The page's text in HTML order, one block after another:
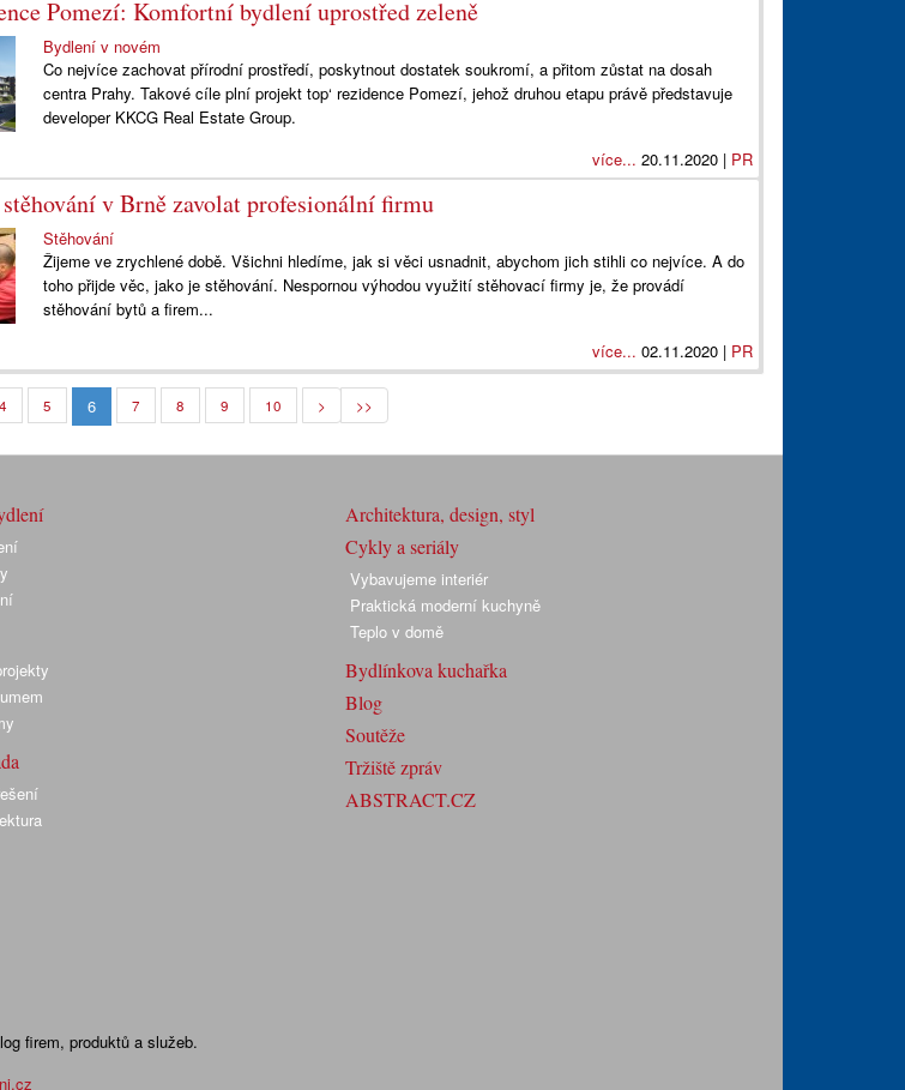
Pomezí: Komfortní bydlení uprostřed zeleně
Bydlení v novém
Co nejvíce zachovat přírodní prostředí, poskytnout dostatek soukromí, a přitom zůstat na dosah
centra Prahy. Takové cíle plní projekt top‘ rezidence Pomezí, jehož druhou etapu právě představuje
developer KKCG Real Estate Group.
více... 20.11.2020 | PR
v Brně zavolat profesionální firmu
Stěhování
Žijeme ve zrychlené době. Všichni hledíme, jak si věci usnadnit, abychom jich stihli co nejvíce. A do
toho přijde věc, jako je stěhování. Nespornou výhodou využití stěhovací firmy je, že provádí
stěhování bytů a firem...
více... 02.11.2020 | PR
4 5 6 7 8 9 10 > >>
Architektura, design, styl
Cykly a seriály
Vybavujeme interiér
Praktická moderní kuchyně
Teplo v domě
Bydlínkova kuchařka
Blog
Soutěže
Tržiště zpráv
ABSTRACT.CZ
firem, produktů a služeb.